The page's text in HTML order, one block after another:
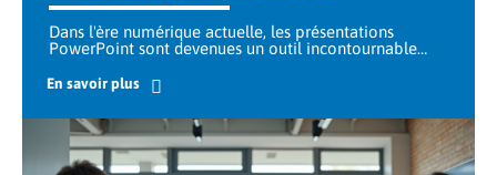
Dans l'ère numérique actuelle, les présentations
PowerPoint sont devenues un outil incontournable…
En savoir plus